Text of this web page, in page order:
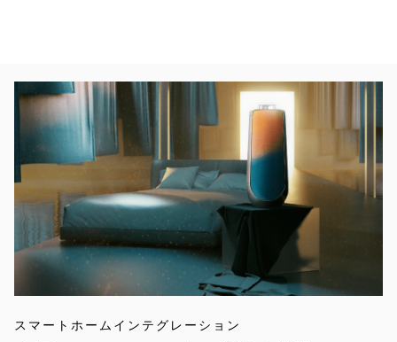
イベント画像
スマートホームインテグレーション